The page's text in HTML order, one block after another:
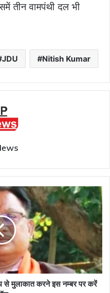
तीन वामपंथी दल भी
JDU Nitish Kumar
से मुलाकात करने इस नम्बर पर करें